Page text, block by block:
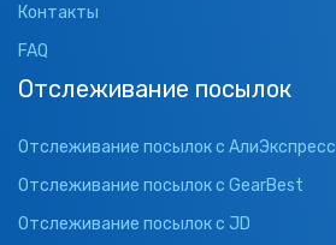
Контакты
FAQ
Отслеживание посылок
Отслеживание посылок с АлиЭкспресс
Отслеживание посылок с GearBest
Отслеживание посылок с JD